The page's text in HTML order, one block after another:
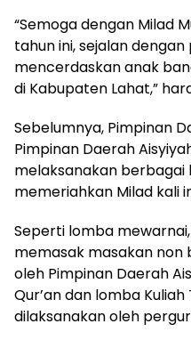
“Semoga dengan Milad
tahun ini, sejalan
mencerdaskan anak
di Kabupaten Lahat,”
Sebelumnya, Pimpinan
Pimpinan Daerah
melaksanakan
memeriahkan Milad kali
Seperti lomba
memasak masakan non
oleh Pimpinan Daerah
Qur’an dan lomba
dilaksanakan oleh